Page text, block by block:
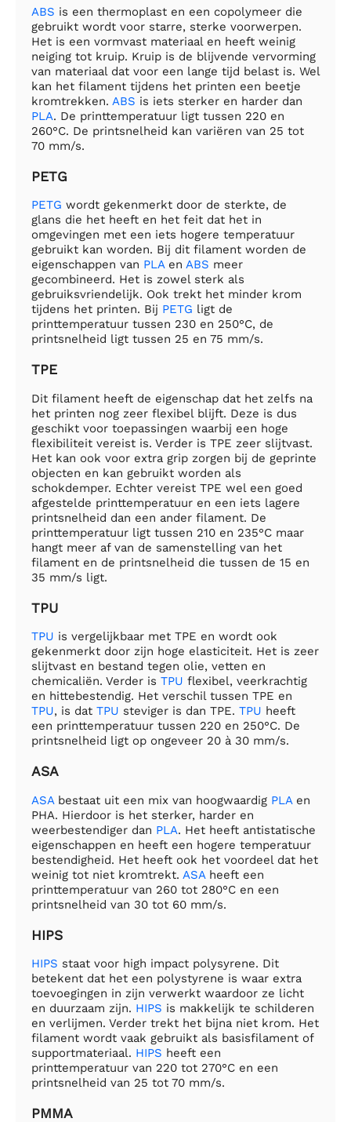
ABS is een thermoplast en een copolymeer die
gebruikt wordt voor starre, sterke voorwerpen.
Het is een vormvast materiaal en heeft weinig
neiging tot kruip. Kruip is de blijvende vervorming
van materiaal dat voor een lange tijd belast is. Wel
kan het filament tijdens het printen een beetje
kromtrekken. ABS is iets sterker en harder dan
PLA. De printtemperatuur ligt tussen 220 en
260°C. De printsnelheid kan variëren van 25 tot
70 mm/s.
PETG
PETG wordt gekenmerkt door de sterkte, de
glans die het heeft en het feit dat het in
omgevingen met een iets hogere temperatuur
gebruikt kan worden. Bij dit filament worden de
eigenschappen van PLAen ABS meer
gecombineerd. Het is zowel sterk als
gebruiksvriendelijk. Ook trekt het minder krom
tijdens het printen. Bij PETG ligt de
printtemperatuur tussen 230 en 250°C, de
printsnelheid ligt tussen 25 en 75 mm/s.
TPE
Dit filament heeft de eigenschap dat het zelfs na
het printen nog zeer flexibel blijft. Deze is dus
geschikt voor toepassingen waarbij een hoge
flexibiliteit vereist is. Verder is TPE zeer slijtvast.
Het kan ook voor extra grip zorgen bij de geprinte
objecten en kan gebruikt worden als
schokdemper. Echter vereist TPE wel een goed
afgestelde printtemperatuur en een iets lagere
printsnelheid dan een ander filament. De
printtemperatuur ligt tussen 210 en 235°C maar
hangt meer af van de samenstelling van het
filament en de printsnelheid die tussen de 15 en
35 mm/s ligt.
TPU
TPU is vergelijkbaar met TPE en wordt ook
gekenmerkt door zijn hoge elasticiteit. Het is zeer
slijtvast en bestand tegen olie, vetten en
chemicaliën. Verder is TPU flexibel, veerkrachtig
en hittebestendig. Het verschil tussen TPE en
TPU, is dat TPU steviger is dan TPE. TPU heeft
een printtemperatuur tussen 220 en 250°C. De
printsnelheid ligt op ongeveer 20 à 30 mm/s.
ASA
ASAbestaat uit een mix van hoogwaardig PLAen
PHA. Hierdoor is het sterker, harder en
weerbestendiger dan PLA. Het heeft antistatische
eigenschappen en heeft een hogere temperatuur
bestendigheid. Het heeft ook het voordeel dat het
weinig tot niet kromtrekt. ASAheeft een
printtemperatuur van 260 tot 280°C en een
printsnelheid van 30 tot 60 mm/s.
HIPS
HIPS staat voor high impact polysyrene. Dit
betekent dat het een polystyrene is waar extra
toevoegingen in zijn verwerkt waardoor ze licht
en duurzaam zijn. HIPS is makkelijk te schilderen
en verlijmen. Verder trekt het bijna niet krom. Het
filament wordt vaak gebruikt als basisfilament of
supportmateriaal. HIPS heeft een
printtemperatuur van 220 tot 270°C en een
printsnelheid van 25 tot 70 mm/s.
PMMA